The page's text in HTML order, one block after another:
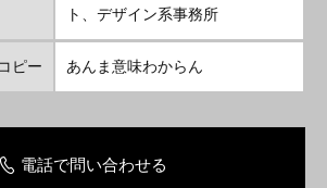
ト、デザイン系事務所
ピー あんま意味わからん
電話で問い合わせる